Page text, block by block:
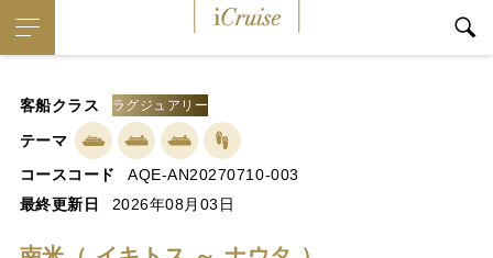
客船クラス ラグジュアリー
テーマ
コースコード
AQE-AN20270710-003
最終更新日
2026年08月03日